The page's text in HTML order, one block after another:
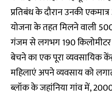
प्रतिबंध के दौरान उनकी
योजना के तहत मिलने वाली
गंजम से लगभग 190
बेचने का एक पूरा व्यवसायिक
महिलाएं अपने व्यवसाय को
ब्लॉक के जहांनिया गांव में,